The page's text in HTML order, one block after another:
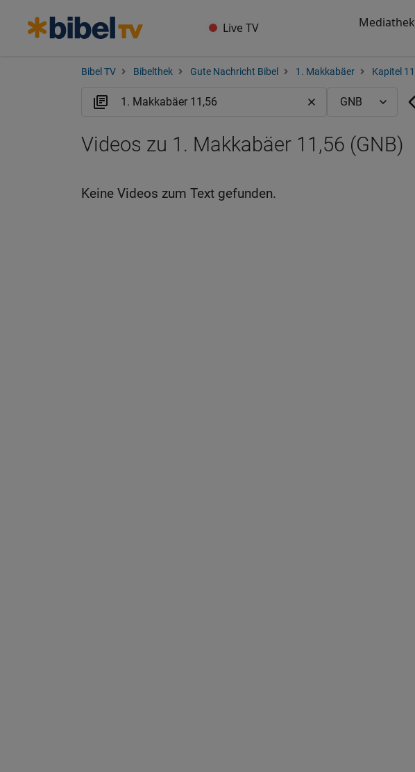
Live TV Mediathek
Bibel TV Bibelthek Gute Nachricht Bibel 1. Makkabäer Kapitel 11
Videos zu 1. Makkabäer 11,56 (GNB)
Keine Videos zum Text gefunden.